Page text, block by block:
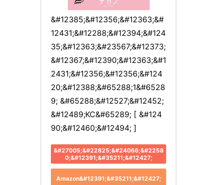
&#12385;&#12356;&#12363;&#
12431;&#12288;&#12394;&#124
35;&#12363;&#23567;&#12373;
&#12367;&#12390;&#12363;&#1
2431;&#12356;&#12356;&#124
20;&#12388;&#65288;1&#6528
9; &#65288;&#12527;&#12452;
&#12489;KC&#65289; [ &#124
90;&#12460;&#12494; ]
&#27005;&#22825;&#24066;&#2258
0;&#12391;&#35211;&#12427;
Amazon&#12391;&#35211;&#12427;